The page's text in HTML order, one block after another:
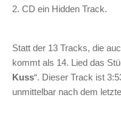
2. CD ein Hidden Track.
Statt der 13 Tracks, die
kommt als 14. Lied das
Kuss“. Dieser Track ist
unmittelbar nach dem